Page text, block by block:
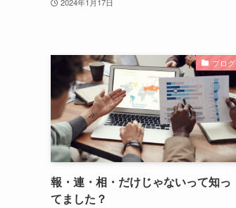
ブログ
報・連・相・だけじゃないって知っ
てました？